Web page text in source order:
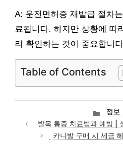
A: 운전면허증 재발급 절차
료됩니다. 하지만 상황에 따
리 확인하는 것이 중요합니
Table of Contents
카
테
고
리
정보
발목 통증 치료법과 예방 |
카니발 구매 시 세금